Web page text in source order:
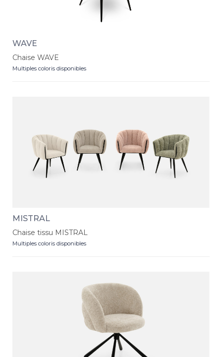
WAVE
Chaise WAVE
Multiples coloris disponibles
MISTRAL
Chaise tissu MISTRAL
Multiples coloris disponibles